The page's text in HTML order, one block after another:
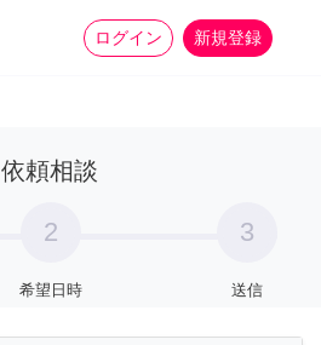
ログイン 新規登録
家事 more_horiz
依頼相談
2
希望日時
3
送信